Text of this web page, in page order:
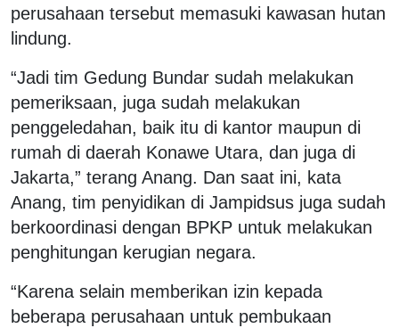
perusahaan tersebut memasuki kawasan hutan
lindung.
“Jadi tim Gedung Bundar sudah melakukan
pemeriksaan, juga sudah melakukan
penggeledahan, baik itu di kantor maupun di
rumah di daerah Konawe Utara, dan juga di
Jakarta,” terang Anang. Dan saat ini, kata
Anang, tim penyidikan di Jampidsus juga sudah
berkoordinasi dengan BPKP untuk melakukan
penghitungan kerugian negara.
“Karena selain memberikan izin kepada
beberapa perusahaan untuk pembukaan